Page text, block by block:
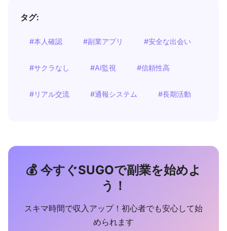
タグ:
#本人確認 #副業アプリ #安全な出会い
#サクラなし #AI監視 #信頼性高
#リアル交流 #通報システム #長期活動
💰 今すぐSUGOで副業を始めよ
う！
スキマ時間で収入アップ！初心者でも安心して始
められます